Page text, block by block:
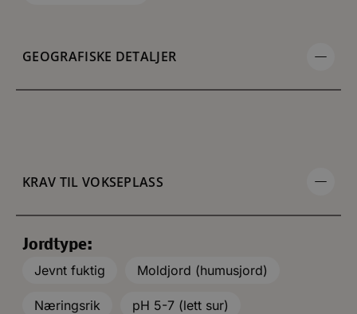
GEOGRAFISKE DETALJER
KRAV TIL VOKSEPLASS
Jordtype:
Jevnt fuktig
Moldjord (humusjord)
Næringsrik pH 5-7 (lett sur)